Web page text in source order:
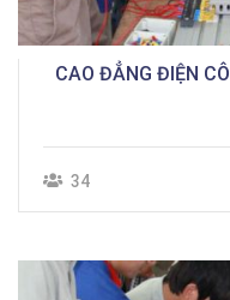
CAO ĐẲNG ĐIỆN
34